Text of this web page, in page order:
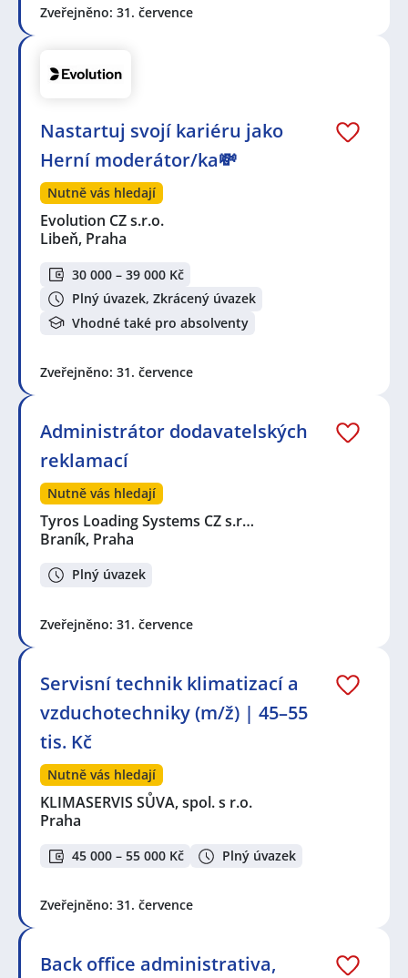
Zveřejněno: 31. července
Nastartuj svojí kariéru jako
Herní moderátor/ka💸
Nutně vás hledají
Evolution CZ s.r.o.
Libeň, Praha
30 000 – 39 000 Kč
Plný úvazek, Zkrácený úvazek
Vhodné také pro absolventy
Zveřejněno: 31. července
Administrátor dodavatelských
reklamací
Nutně vás hledají
Tyros Loading Systems CZ s.r…
Braník, Praha
Plný úvazek
Zveřejněno: 31. července
Servisní technik klimatizací a
vzduchotechniky (m/ž) | 45–55
tis. Kč
Nutně vás hledají
KLIMASERVIS SŮVA, spol. s r.o.
Praha
45 000 – 55 000 Kč Plný úvazek
Zveřejněno: 31. července
Back office administrativa,